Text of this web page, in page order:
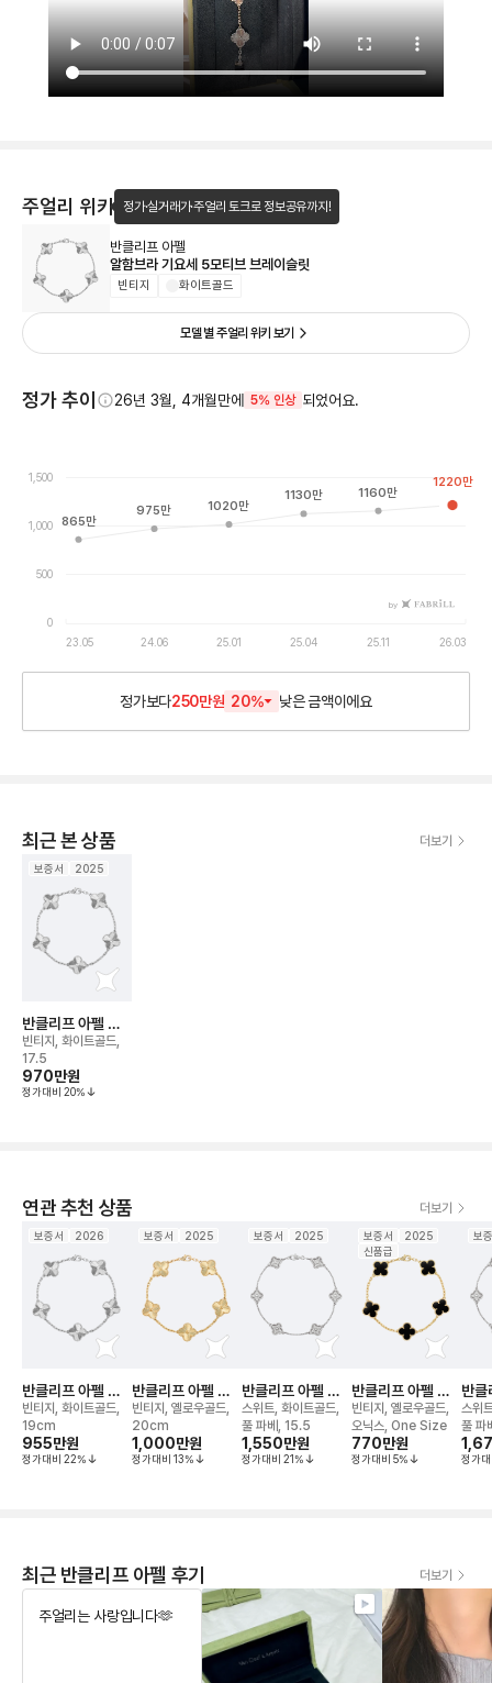
주얼리 위키 정가·실거래가·주얼리 토크로 정보공유까지!
반클리프 아펠
알함브라 기요세 5모티브 브레이슬릿
빈티지 화이트골드
모델 별 주얼리 위키 보기
정가 추이 26년 3월, 4개월만에 5% 인상 되었어요.
0
500
1,000
1,500
23.05 24.06 25.01 25.04 25.11 26.03
by
865만
975만 1020만
1130만 1160만
1220만
정가보다250만원 20% 낮은금액이에요
최근 본 상품 더보기
보증서 2025
반클리프 아펠 알
함브라 기요세 5모
티브 브레이슬릿
빈티지, 화이트골드,
17.5
970만원
정가대비 20%
연관 추천 상품 더보기
보증서 2026
반클리프 아펠 알
함브라 기요세 5모
티브 브레이슬릿
빈티지, 화이트골드,
19cm
955만원
정가대비 22%
보증서 2025
반클리프 아펠 알
함브라 기요세 5모
티브 브레이슬릿
빈티지, 옐로우골드,
20cm
1,000만원
정가대비 13%
보증서 2025
반클리프 아펠 알
함브라 다이아 6모
티브 브레이슬릿
스위트, 화이트골드,
풀 파베, 15.5
1,550만원
정가대비 21%
보증서
2025
신품급
반클리프 아펠 알
함브라 5모티브 브
레이슬릿
빈티지, 옐로우골드,
오닉스, One Size
770만원
정가대비 5%
보
반클
함브
티브
스위
풀 파
그대
정가
최근 반클리프 아펠 후기 더보기
주얼리는 사랑입니다🫶